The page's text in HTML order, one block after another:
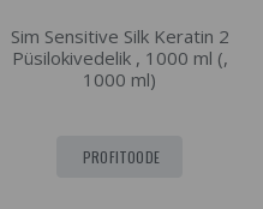
Sim Sensitive Silk Keratin 2
Püsilokivedelik , 1000 ml (,
1000 ml)
PROFITOODE